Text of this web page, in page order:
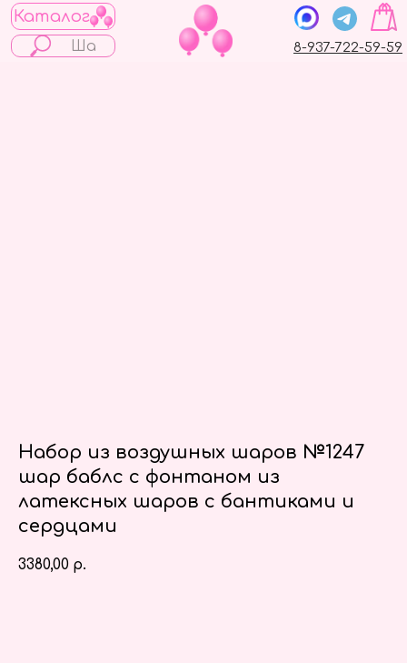
Каталог
8-937-722-59-59
Набор из воздушных шаров №1247
шар баблс с фонтаном из
латексных шаров с бантиками и
сердцами
3380,00 р.